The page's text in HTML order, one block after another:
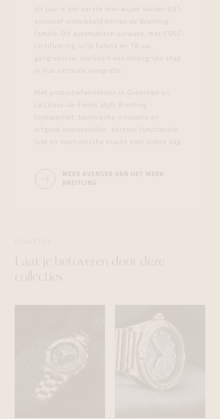
dit jaar is het eerste drie-wijzer kaliber B31,
exclusief ontwikkeld binnen de Breitling-
familie. Dit automatisch uurwerk, met COSC-
certificering, vrije balans en 78 uur
gangreserve, markeert een belangrijke stap
in hun verticale integratie.
Met productiefaciliteiten in Grenchen en
La Chaux-de‑Fonds blijft Breitling
topkwaliteit, technische innovatie en
erfgoed vooropstellen. Kortom: functionele
luxe en mechanische kracht voor iedere dag.
MEER AVENGER VAN HET MERK
BREITLING
Laat je betoveren door deze
collecties